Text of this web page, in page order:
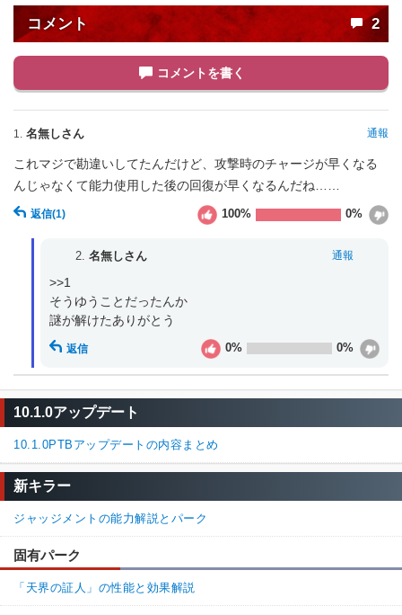
コメント 2
コメントを書く
1. 名無しさん 通報
これマジで勘違いしてたんだけど、攻撃時のチャージが早くなる
んじゃなくて能力使用した後の回復が早くなるんだね……
返信(1) 100% 0%
2. 名無しさん 通報
>>1
そうゆうことだったんか
謎が解けたありがとう
返信 0% 0%
10.1.0アップデート
10.1.0PTBアップデートの内容まとめ
新キラー
ジャッジメントの能力解説とパーク
固有パーク
「天界の証人」の性能と効果解説